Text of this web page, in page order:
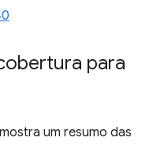
para
um resumo das